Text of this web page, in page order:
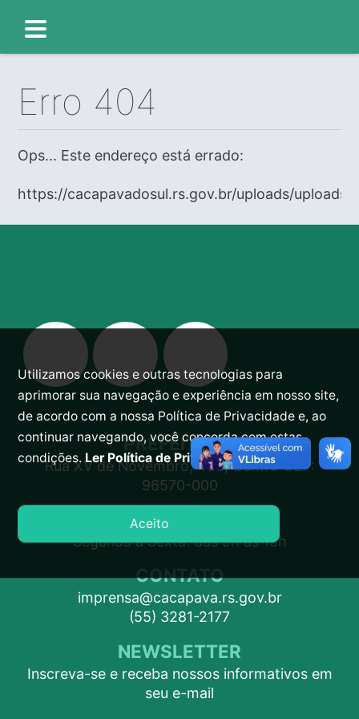
Erro 404
Ops... Este endereço está errado:
https://cacapavadosul.rs.gov.br/uploads/
PREFEITURA
Rua XV de Novembro, 438, Centro CEP:
96570-000
ATENDIMENTO
Segunda a Sexta: das 9h às 15h
CONTATO
imprensa@cacapava.rs.gov.br
(55) 3281-2177
NEWSLETTER
Inscreva-se e receba nossos informativos em
seu e-mail
Utilizamos cookies e outras tecnologias para
aprimorar sua navegação e experiência em nosso site,
de acordo com a nossa Política de Privacidade e, ao
continuar navegando, você concorda com estas
condições.Ler Política de Privacidade.
Aceito